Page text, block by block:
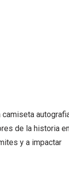
de la historia
y a impactar